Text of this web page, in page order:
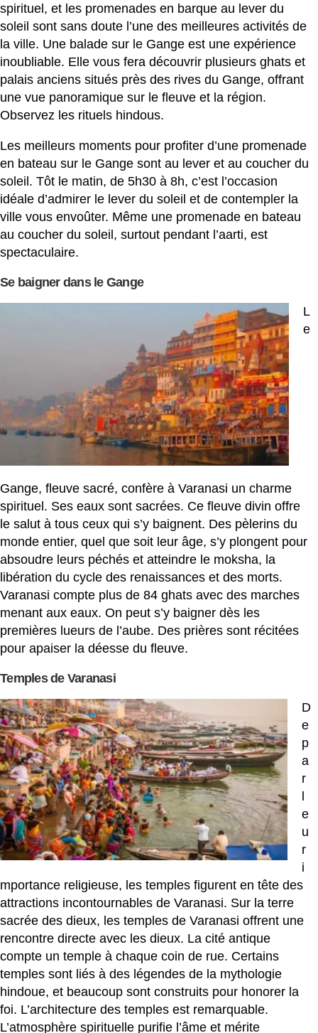
spirituel, et les promenades en barque au lever du
soleil sont sans doute l’une des meilleures activités de
la ville. Une balade sur le Gange est une expérience
inoubliable. Elle vous fera découvrir plusieurs ghats et
palais anciens situés près des rives du Gange, offrant
une vue panoramique sur le fleuve et la région.
Observez les rituels hindous.
Les meilleurs moments pour profiter d’une promenade
en bateau sur le Gange sont au lever et au coucher du
soleil. Tôt le matin, de 5h30 à 8h, c’est l’occasion
idéale d’admirer le lever du soleil et de contempler la
ville vous envoûter. Même une promenade en bateau
au coucher du soleil, surtout pendant l’aarti, est
spectaculaire.
Se baigner dans le Gange
L
e
Gange, fleuve sacré, confère à Varanasi un charme
spirituel. Ses eaux sont sacrées. Ce fleuve divin offre
le salut à tous ceux qui s’y baignent. Des pèlerins du
monde entier, quel que soit leur âge, s’y plongent pour
absoudre leurs péchés et atteindre le moksha, la
libération du cycle des renaissances et des morts.
Varanasi compte plus de 84 ghats avec des marches
menant aux eaux. On peut s’y baigner dès les
premières lueurs de l’aube. Des prières sont récitées
pour apaiser la déesse du fleuve.
Temples de Varanasi
D
e
p
a
r
l
e
u
r
i
mportance religieuse, les temples figurent en tête des
attractions incontournables de Varanasi. Sur la terre
sacrée des dieux, les temples de Varanasi offrent une
rencontre directe avec les dieux. La cité antique
compte un temple à chaque coin de rue. Certains
temples sont liés à des légendes de la mythologie
hindoue, et beaucoup sont construits pour honorer la
foi. L’architecture des temples est remarquable.
L’atmosphère spirituelle purifie l’âme et mérite